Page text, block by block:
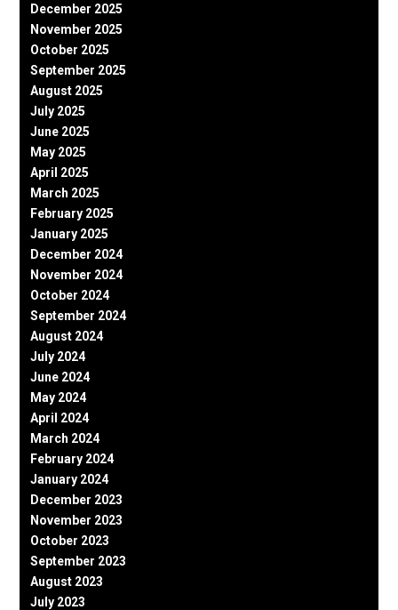
December 2025
November 2025
October 2025
September 2025
August 2025
July 2025
June 2025
May 2025
April 2025
March 2025
February 2025
January 2025
December 2024
November 2024
October 2024
September 2024
August 2024
July 2024
June 2024
May 2024
April 2024
March 2024
February 2024
January 2024
December 2023
November 2023
October 2023
September 2023
August 2023
July 2023